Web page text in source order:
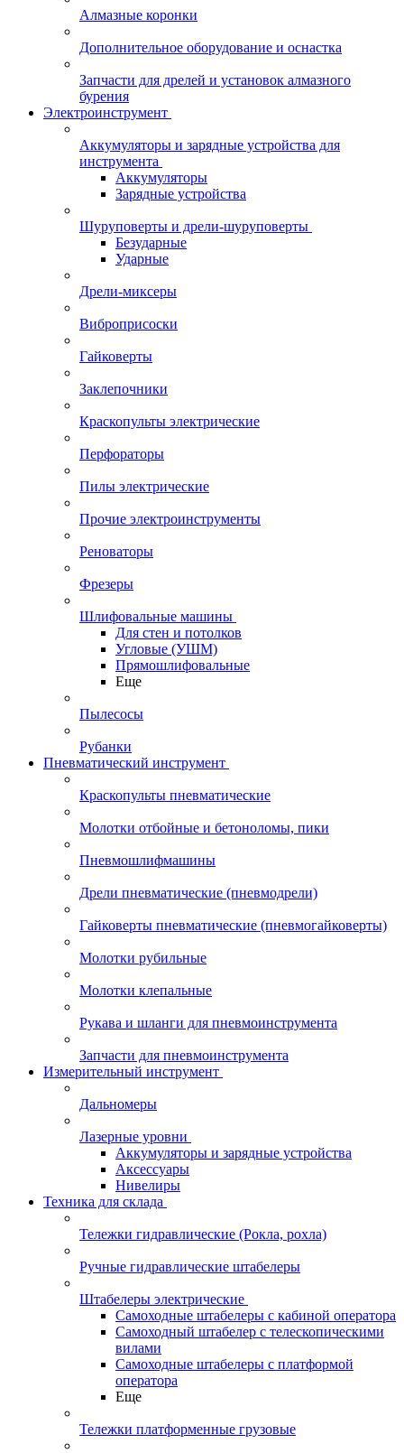
Алмазные коронки
Дополнительное оборудование и оснастка
Запчасти для дрелей и установок алмазного
бурения
Электроинструмент
Аккумуляторы и зарядные устройства для
инструмента
Аккумуляторы
Зарядные устройства
Шуруповерты и дрели-шуруповерты
Безударные
Ударные
Дрели-миксеры
Виброприсоски
Гайковерты
Заклепочники
Краскопульты электрические
Перфораторы
Пилы электрические
Прочие электроинструменты
Реноваторы
Фрезеры
Шлифовальные машины
Для стен и потолков
Угловые (УШМ)
Прямошлифовальные
Еще
Пылесосы
Рубанки
Пневматический инструмент
Краскопульты пневматические
Молотки отбойные и бетоноломы, пики
Пневмошлифмашины
Дрели пневматические (пневмодрели)
Гайковерты пневматические (пневмогайковерты)
Молотки рубильные
Молотки клепальные
Рукава и шланги для пневмоинструмента
Запчасти для пневмоинструмента
Измерительный инструмент
Дальномеры
Лазерные уровни
Аккумуляторы и зарядные устройства
Аксессуары
Нивелиры
Техника для склада
Тележки гидравлические (Рокла, рохла)
Ручные гидравлические штабелеры
Штабелеры электрические
Самоходные штабелеры с кабиной оператора
Самоходный штабелер с телескопическими
вилами
Самоходные штабелеры с платформой
оператора
Еще
Тележки платформенные грузовые